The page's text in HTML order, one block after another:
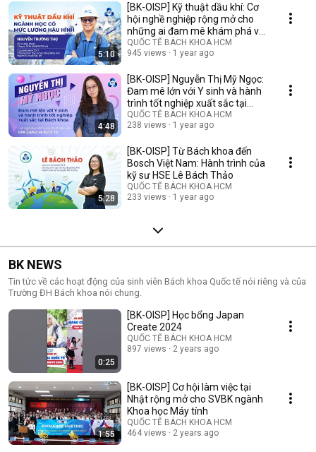
Trưởng/Phó Khoa, giảng viên có uy tín của nhà trường.
5:10
[BK-OISP] Kỹ thuật dầu khí: Cơ
hội nghề nghiệp rộng mở cho
những ai đam mê khám phá và
học hỏi
QUỐC TẾ BÁCH KHOA HCM
945 views
1 year ago
4:48
[BK-OISP] Nguyễn Thị Mỹ Ngọc:
Đam mê lớn với Y sinh và hành
trình tốt nghiệp xuất sắc tại
Bách khoa
QUỐC TẾ BÁCH KHOA HCM
238 views
1 year ago
5:28
[BK-OISP] Từ Bách khoa đến
Bosch Việt Nam: Hành trình của
kỹ sư HSE Lê Bách Thảo
QUỐC TẾ BÁCH KHOA HCM
233 views
1 year ago
BK NEWS
Tin tức về các hoạt động của sinh viên Bách khoa Quốc tế nói riêng và của
Trường ĐH Bách khoa nói chung.
0:25
[BK-OISP] Học bổng Japan
Create 2024
QUỐC TẾ BÁCH KHOA HCM
897 views
2 years ago
1:55
[BK-OISP] Cơ hội làm việc tại
Nhật rộng mở cho SVBK ngành
Khoa học Máy tính
QUỐC TẾ BÁCH KHOA HCM
464 views
2 years ago